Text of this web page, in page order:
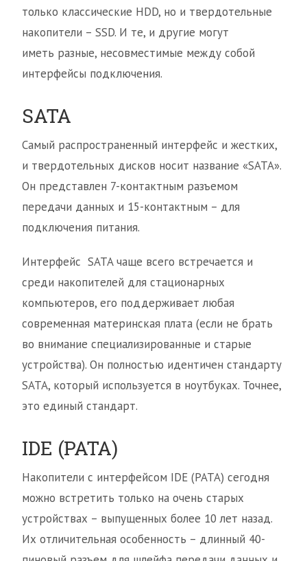
только классические HDD, но и твердотельные
накопители – SSD. И те, и другие могут
иметь разные, несовместимые между собой
интерфейсы подключения.
SATA
Самый распространенный интерфейс и жестких,
и твердотельных дисков носит название «SATA».
Он представлен 7-контактным разъемом
передачи данных и 15-контактным – для
подключения питания.
Интерфейс SATA чаще всего встречается и
среди накопителей для стационарных
компьютеров, его поддерживает любая
современная материнская плата (если не брать
во внимание специализированные и старые
устройства). Он полностью идентичен стандарту
SATA, который используется в ноутбуках. Точнее,
это единый стандарт.
IDE (PATA)
Накопители с интерфейсом IDE (PATA) сегодня
можно встретить только на очень старых
устройствах – выпущенных более 10 лет назад.
Их отличительная особенность – длинный 40-